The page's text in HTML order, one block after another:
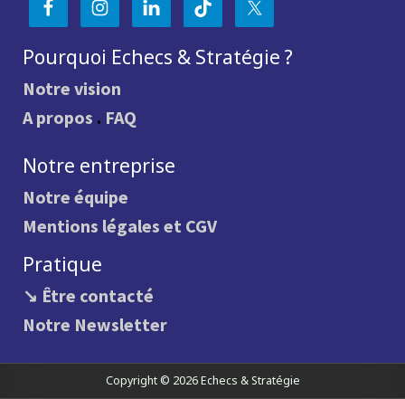
Pourquoi Echecs & Stratégie ?
Notre vision
A propos . FAQ
Notre entreprise
Notre équipe
Mentions légales et CGV
Pratique
↘ Être contacté
Notre Newsletter
Copyright © 2026 Echecs & Stratégie